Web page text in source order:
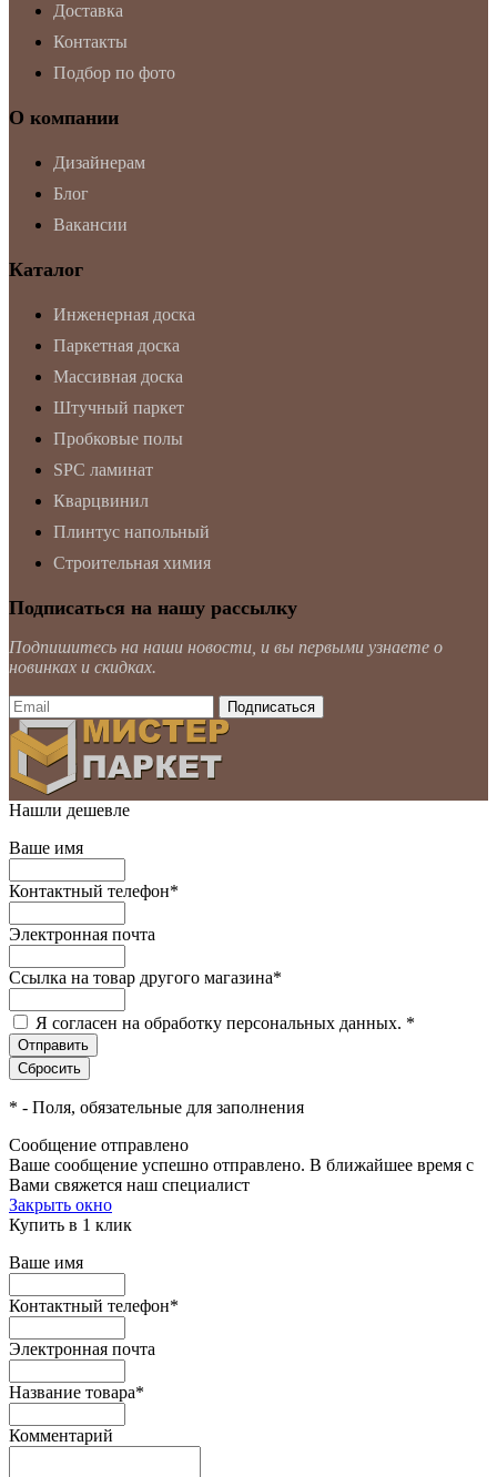
Доставка
Контакты
Подбор по фото
О компании
Дизайнерам
Блог
Вакансии
Каталог
Инженерная доска
Паркетная доска
Массивная доска
Штучный паркет
Пробковые полы
SPC ламинат
Кварцвинил
Плинтус напольный
Строительная химия
Подписаться на нашу рассылку
Подпишитесь на наши новости, и вы первыми узнаете о
новинках и скидках.
Нашли дешевле
Ваше имя
Контактный телефон*
Электронная почта
Ссылка на товар другого магазина*
Я согласен на обработку персональных данных. *
* - Поля, обязательные для заполнения
Сообщение отправлено
Ваше сообщение успешно отправлено. В ближайшее время с
Вами свяжется наш специалист
Закрыть окно
Купить в 1 клик
Ваше имя
Контактный телефон*
Электронная почта
Название товара*
Комментарий